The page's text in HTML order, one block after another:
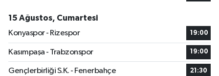
15 Ağustos, Cumartesi
Konyaspor - Rizespor
19:00
Kasımpaşa - Trabzonspor 19:00
Gençlerbirliği S.K. - Fenerbahçe 21:30